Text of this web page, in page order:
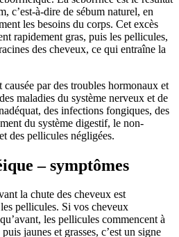
c’est-à-dire de sébum naturel, en
les besoins du corps. Cet excès
rapidement gras, puis les pellicules,
des cheveux, ce qui entraîne la
par des troubles hormonaux et
maladies du système nerveux et de
des infections fongiques, des
du système digestif, le non-
des pellicules négligées.
– symptômes
la chute des cheveux est
pellicules. Si vos cheveux
les pellicules commencent à
jaunes et grasses, c’est un signe